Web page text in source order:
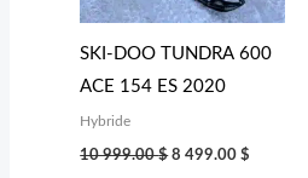
SKI-DOO TUNDRA 600
ACE 154 ES 2020
Hybride
10 999.00$ 8 499.00$